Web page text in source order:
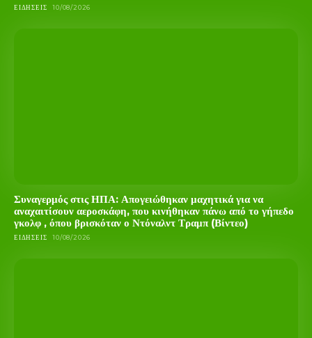
ΕΙΔΉΣΕΙΣ 10/08/2026
Συναγερμός στις ΗΠΑ: Απογειώθηκαν μαχητικά για να
αναχαιτίσουν αεροσκάφη, που κινήθηκαν πάνω από το γήπεδο
γκολφ , όπου βρισκόταν ο Ντόναλντ Τραμπ (Βίντεο)
ΕΙΔΉΣΕΙΣ 10/08/2026